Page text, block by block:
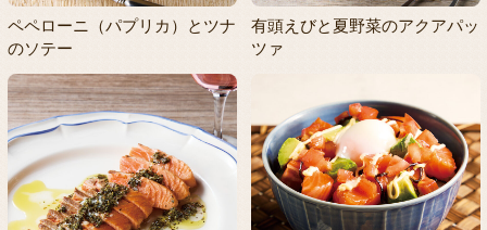
ペペローニ（パプリカ）とツナ
のソテー
有頭えびと夏野菜のアクアパッ
ツァ